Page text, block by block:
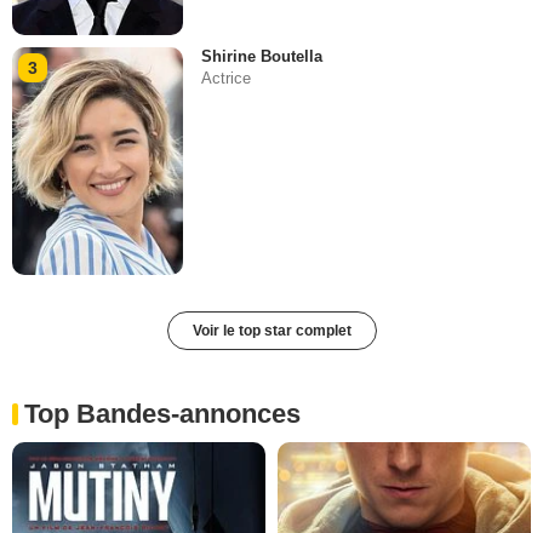
3
Shirine Boutella
Actrice
Voir le top star complet
Top Bandes-annonces